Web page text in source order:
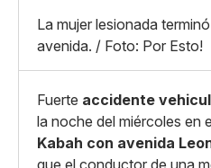
X
Whatsapp
Copiar enlace
La mujer lesionada
avenida. / Foto: Por Esto!
Fuerte accidente
la noche del miércoles en
Kabah con avenida
que el conductor de una